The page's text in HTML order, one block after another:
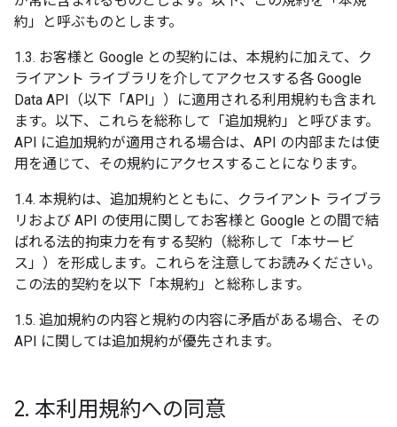
約」と呼ぶものとします。
1.3. お客様と Google との契約には、本規約に加えて、ク
ライアント ライブラリを介してアクセスする各 Google
Data API（以下「API」）に適用される利用規約も含まれ
ます。以下、これらを総称して「追加規約」と呼びます。
API に追加規約が適用される場合は、API の内部または使
用を通じて、その規約にアクセスすることになります。
1.4. 本規約は、追加規約とともに、クライアント ライブラ
リおよび API の使用に関してお客様と Google との間で結
ばれる法的拘束力を有する契約（総称して「本サービ
ス」）を形成します。これらを注意してお読みください。
この法的契約を以下「本規約」と総称します。
1.5. 追加規約の内容と規約の内容に矛盾がある場合、その
API に関しては追加規約が優先されます。
2. 本利用規約への同意